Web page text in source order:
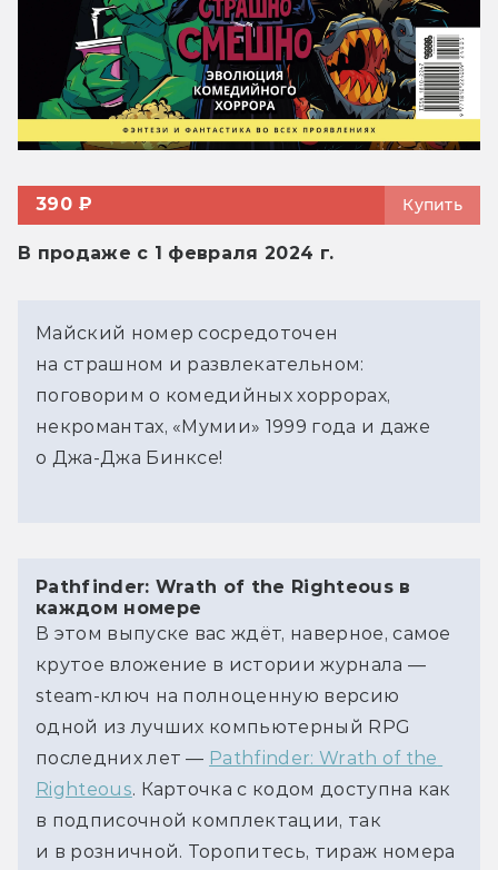
390 ₽ Купить
В продаже с 1 февраля 2024 г.
Майский номер сосредоточен
на страшном и развлекательном:
поговорим о комедийных хоррорах,
некромантах, «Мумии» 1999 года и даже
о Джа-Джа Бинксе!
Pathfinder: Wrath of the Righteous в
каждом номере
В этом выпуске вас ждёт, наверное, самое
крутое вложение в истории журнала —
steam-ключ на полноценную версию
одной из лучших компьютерный RPG
последних лет — Pathfinder: Wrath of the
Righteous. Карточка с кодом доступна как
в подписочной комплектации, так
и в розничной. Торопитесь, тираж номера